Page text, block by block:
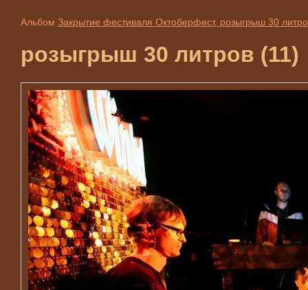
Альбом Закрытие фестиваля Октоберфест, розыгрыш 30
розыгрыш 30 литров (11)